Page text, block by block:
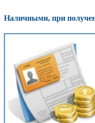
Наличными, при